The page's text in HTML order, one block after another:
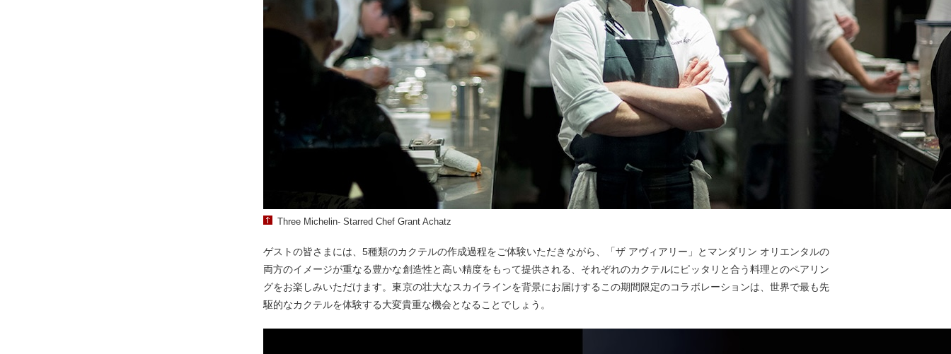
Three Michelin- Starred Chef Grant Achatz
ゲストの皆さまには、5種類のカクテルの作成過程をご体験いただきながら、「ザ アヴィアリー」とマンダリン オリエンタルの
両方のイメージが重なる豊かな創造性と高い精度をもって提供される、それぞれのカクテルにピッタリと合う料理とのペアリン
グをお楽しみいただけます。東京の壮大なスカイラインを背景にお届けするこの期間限定のコラボレーションは、世界で最も先
駆的なカクテルを体験する大変貴重な機会となることでしょう。